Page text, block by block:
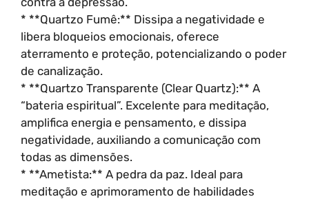
* **Quartzo Fumê:** Dissipa a negatividade e
libera bloqueios emocionais, oferece
aterramento e proteção, potencializando o poder
de canalização.
* **Quartzo Transparente (Clear Quartz):** A
“bateria espiritual”. Excelente para meditação,
amplifica energia e pensamento, e dissipa
negatividade, auxiliando a comunicação com
todas as dimensões.
* **Ametista:** A pedra da paz. Ideal para
meditação e aprimoramento de habilidades